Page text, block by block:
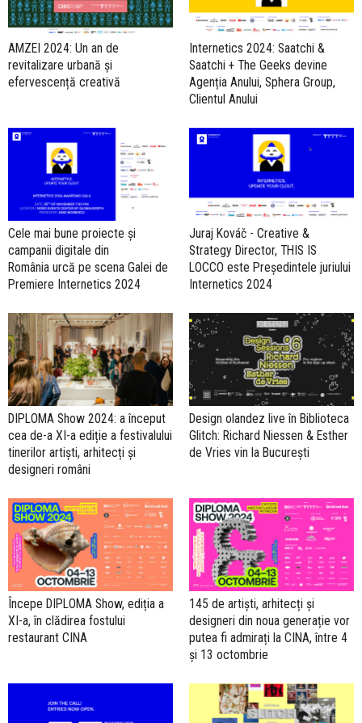
AMZEI 2024: Un an de
revitalizare urbană și
efervescență creativă
Internetics 2024: Saatchi &
Saatchi + The Geeks devine
Agenția Anului, Sphera Group,
Clientul Anului
Cele mai bune proiecte și
campanii digitale din
România urcă pe scena Galei de
Premiere Internetics 2024
Juraj Kováč - Creative &
Strategy Director, THIS IS
LOCCO este Președintele juriului
Internetics 2024
DIPLOMA Show 2024: a început
cea de-a XI-a ediție a festivalului
tinerilor artiști, arhitecți și
designeri români
Design olandez live în Biblioteca
Glitch: Richard Niessen & Esther
de Vries vin la București
Începe DIPLOMA Show, ediția a
XI-a, în clădirea fostului
restaurant CINA
145 de artiști, arhitecți și
designeri din noua generație vor
putea fi admirați la CINA, între 4
și 13 octombrie